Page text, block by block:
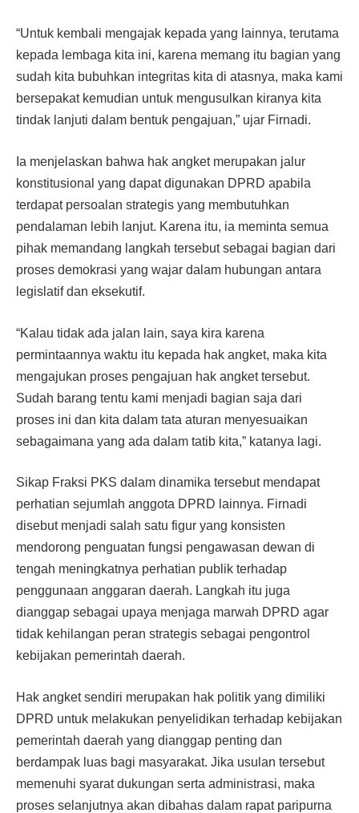
“Untuk kembali mengajak kepada yang lainnya, terutama
kepada lembaga kita ini, karena memang itu bagian yang
sudah kita bubuhkan integritas kita di atasnya, maka kami
bersepakat kemudian untuk mengusulkan kiranya kita
tindak lanjuti dalam bentuk pengajuan,” ujar Firnadi.
Ia menjelaskan bahwa hak angket merupakan jalur
konstitusional yang dapat digunakan DPRD apabila
terdapat persoalan strategis yang membutuhkan
pendalaman lebih lanjut. Karena itu, ia meminta semua
pihak memandang langkah tersebut sebagai bagian dari
proses demokrasi yang wajar dalam hubungan antara
legislatif dan eksekutif.
“Kalau tidak ada jalan lain, saya kira karena
permintaannya waktu itu kepada hak angket, maka kita
mengajukan proses pengajuan hak angket tersebut.
Sudah barang tentu kami menjadi bagian saja dari
proses ini dan kita dalam tata aturan menyesuaikan
sebagaimana yang ada dalam tatib kita,” katanya lagi.
Sikap Fraksi PKS dalam dinamika tersebut mendapat
perhatian sejumlah anggota DPRD lainnya. Firnadi
disebut menjadi salah satu figur yang konsisten
mendorong penguatan fungsi pengawasan dewan di
tengah meningkatnya perhatian publik terhadap
penggunaan anggaran daerah. Langkah itu juga
dianggap sebagai upaya menjaga marwah DPRD agar
tidak kehilangan peran strategis sebagai pengontrol
kebijakan pemerintah daerah.
Hak angket sendiri merupakan hak politik yang dimiliki
DPRD untuk melakukan penyelidikan terhadap kebijakan
pemerintah daerah yang dianggap penting dan
berdampak luas bagi masyarakat. Jika usulan tersebut
memenuhi syarat dukungan serta administrasi, maka
proses selanjutnya akan dibahas dalam rapat paripurna